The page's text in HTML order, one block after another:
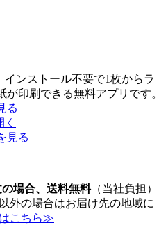
インストール不要で1枚からラ
印刷できる無料アプリです。
の場合、送料無料（当社負担）
外の場合はお届け先の地域に
こちら≫